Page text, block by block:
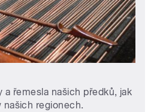
a řemesla našich předků, jak
regionech.